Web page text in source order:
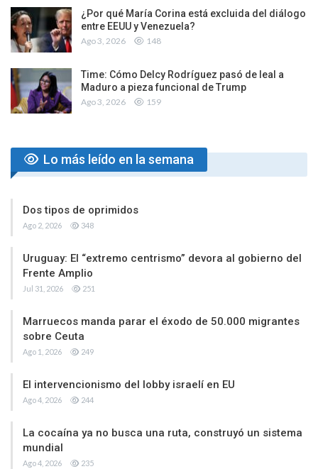
¿Por qué María Corina está excluida del diálogo
entre EEUU y Venezuela?
Ago 3, 2026 148
Time: Cómo Delcy Rodríguez pasó de leal a
Maduro a pieza funcional de Trump
Ago 3, 2026 159
Lo más leído en la semana
Dos tipos de oprimidos
Ago 2, 2026 348
Uruguay: El “extremo centrismo” devora al gobierno del
Frente Amplio
Jul 31, 2026 251
Marruecos manda parar el éxodo de 50.000 migrantes
sobre Ceuta
Ago 1, 2026 249
El intervencionismo del lobby israelí en EU
Ago 4, 2026 244
La cocaína ya no busca una ruta, construyó un sistema
mundial
Ago 4, 2026 235